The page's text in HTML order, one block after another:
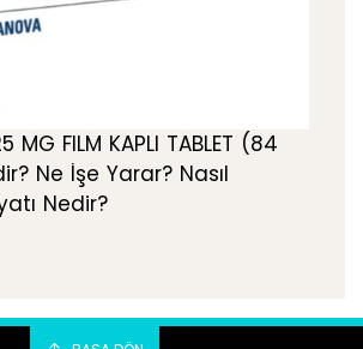
MG FILM KAPLI TABLET (84
Ne İşe Yarar? Nasıl
Nedir?